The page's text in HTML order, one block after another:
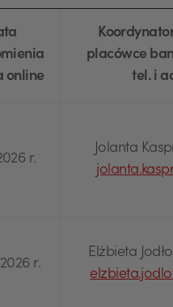
online
placówce
tel. i
r.
Jolanta
r.
Elżbieta